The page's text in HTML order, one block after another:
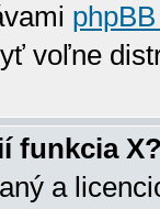
voľne
funkcia
a